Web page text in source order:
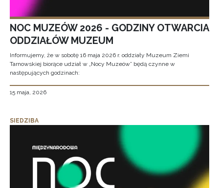
NOC MUZEÓW 2026 - GODZINY OTWARCIA
ODDZIAŁÓW MUZEUM
Informujemy, że w sobotę 16 maja 2026 r. oddziały Muzeum Ziemi
Tarnowskiej biorące udział w „Nocy Muzeów” będą czynne w
następujących godzinach:
15 maja, 2026
SIEDZIBA